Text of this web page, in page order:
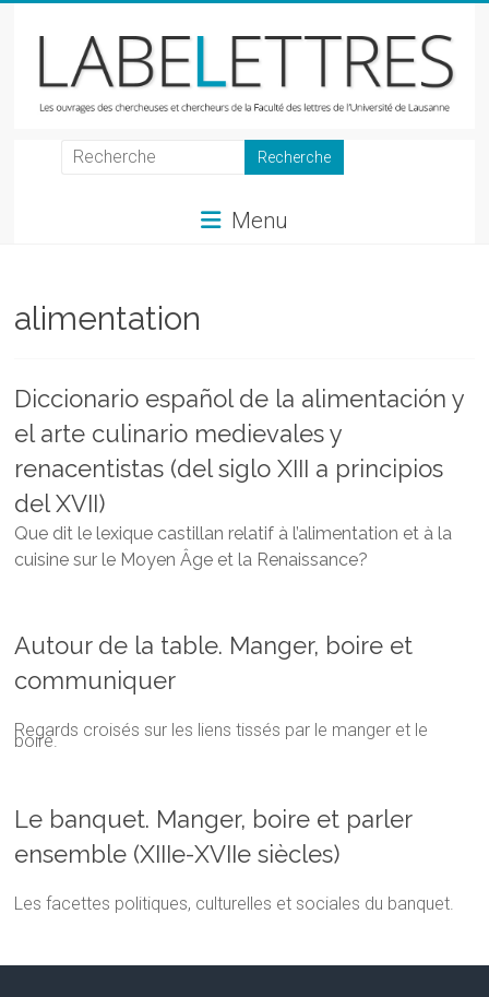
LabeLettres
chercheurs
Faculté
des
lettres
Menu
alimentation
Diccionario español de la alimentación y
el arte culinario medievales y
renacentistas (del siglo XIII a principios
del XVII)
Que dit le lexique castillan relatif à l’alimentation et à la
cuisine sur le Moyen Âge et la Renaissance?
Autour de la table. Manger, boire et
communiquer
Regards croisés sur les liens tissés par le manger et le
boire.
Le banquet. Manger, boire et parler
ensemble (XIIIe-XVIIe siècles)
Les facettes politiques, culturelles et sociales du banquet.